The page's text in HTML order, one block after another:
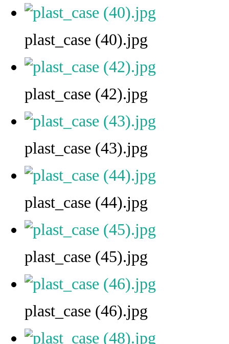
plast_case (40).jpg
plast_case (42).jpg
plast_case (43).jpg
plast_case (44).jpg
plast_case (45).jpg
plast_case (46).jpg